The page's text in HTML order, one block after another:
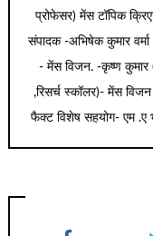
प्रोफेसर) मेंस टॉपिक
संपादक -अभिषेक कुमार वर्मा
- मेंस विजन. -कृष्ण कुमार
,रिसर्च स्कॉलर)- मेंस विजन
फैक्ट विशेष सहयोग- एम .ए